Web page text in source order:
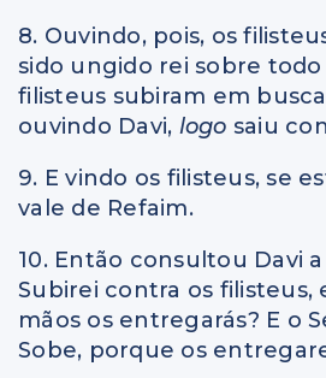
8. Ouvindo, pois, os
sido ungido rei sobre todo
filisteus subiram em
ouvindo Davi, logo saiu
9. E vindo os filisteus, se
vale de Refaim.
10. Então consultou Davi
Subirei contra os filisteus,
mãos os entregarás? E o
Sobe, porque os